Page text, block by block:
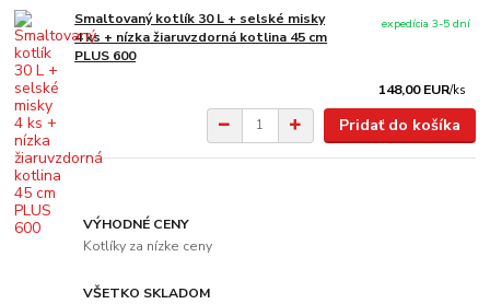
Smaltovaný kotlík 30 L + selské misky
4 ks + nízka žiaruvzdorná kotlina 45 cm
PLUS 600
148,00 EUR/ks
expedícia 3-5 dní
Pridať do košíka
VÝHODNÉ CENY
Kotlíky za nízke ceny
VŠETKO SKLADOM